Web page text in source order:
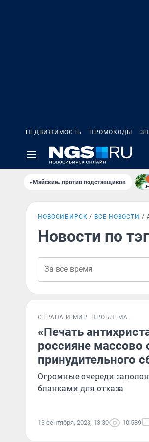
НЕДВИЖИМОСТЬ ПРОМОКОДЫ
«Майские» против подставщиков
НОВОСИБИРСК ВСЕ НОВОСТИ
Новости по
СТРАНА И МИР ПРОБЛЕМА
«Печать
россияне массово
принудительного
Огромные очереди
бланками для отказа
13 сентября, 2023, 13:30 10 589